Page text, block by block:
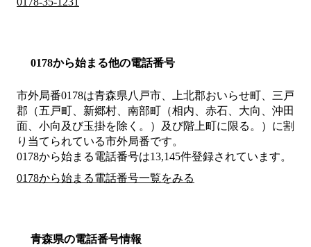
0178から始まる他の電話番号
市外局番0178は青森県八戸市、上北郡おいらせ町、三戸
郡（五戸町、新郷村、南部町（相内、赤石、大向、沖田
面、小向及び玉掛を除く。）及び階上町に限る。） に割
り当てられている市外局番です。
0178から始まる電話番号は13,145件登録されています。
0178から始まる電話番号一覧をみる
青森県の電話番号情報